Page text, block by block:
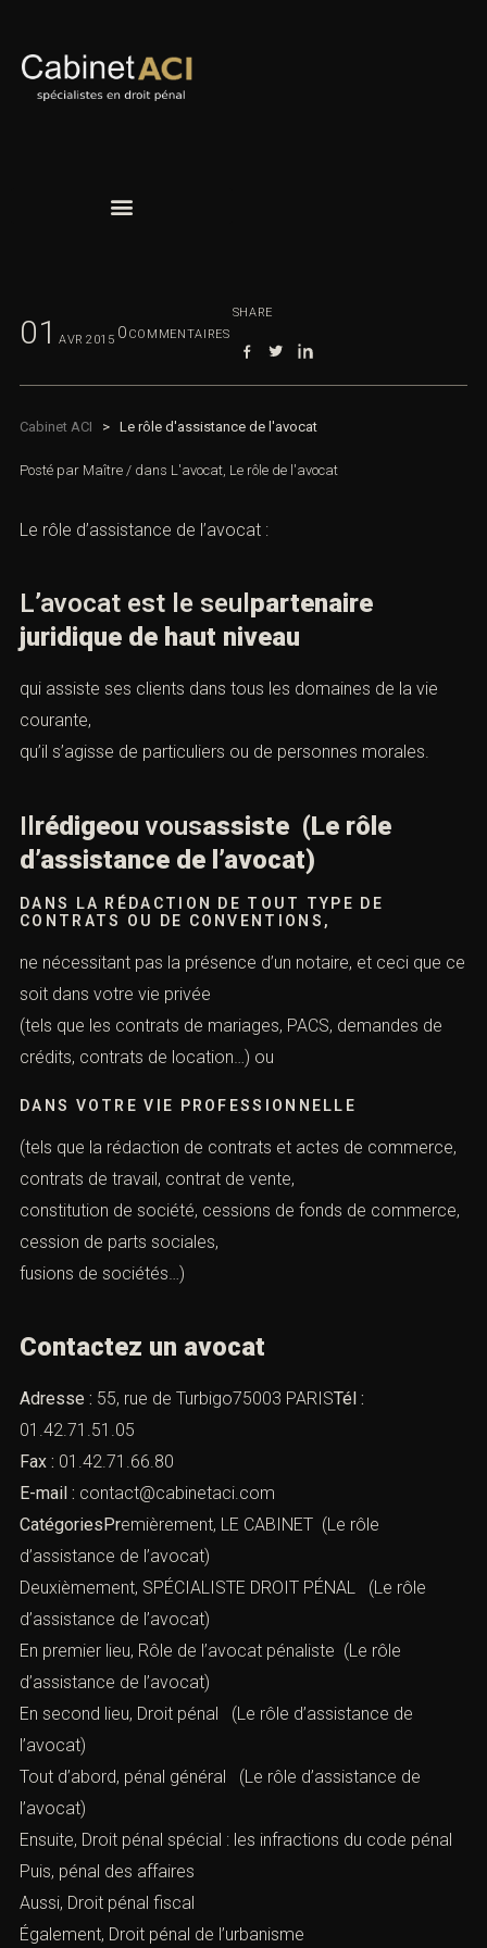
01 AVR 2015 0 COMMENTAIRES
SHARE
Cabinet ACI > Le rôle d'assistance de l'avocat
Posté par Maître / dans L'avocat, Le rôle de l'avocat
Le rôle d’assistance de l’avocat :
L’avocat est le seul partenaire
juridique de haut niveau
qui assiste ses clients dans tous les domaines de la vie
courante,
qu’il s’agisse de particuliers ou de personnes morales.
Ilrédigeou vousassiste (Le rôle
d’assistance de l’avocat)
DANS LA RÉDACTION DE TOUT TYPE DE
CONTRATS OU DE CONVENTIONS,
ne nécessitant pas la présence d’un notaire, et ceci que ce
soit dans votre vie privée
(tels que les contrats de mariages, PACS, demandes de
crédits, contrats de location…) ou
DANS VOTRE VIE PROFESSIONNELLE
(tels que la rédaction de contrats et actes de commerce,
contrats de travail, contrat de vente,
constitution de société, cessions de fonds de commerce,
cession de parts sociales,
fusions de sociétés…)
Contactez un avocat
Adresse : 55, rue de Turbigo75003 PARISTél :
01.42.71.51.05
Fax : 01.42.71.66.80
E-mail : contact@cabinetaci.com
CatégoriesPremièrement, LE CABINET (Le rôle
d’assistance de l’avocat)
Deuxièmement, SPÉCIALISTE DROIT PÉNAL (Le rôle
d’assistance de l’avocat)
En premier lieu, Rôle de l’avocat pénaliste (Le rôle
d’assistance de l’avocat)
En second lieu, Droit pénal
(Le rôle d’assistance de
l’avocat)
Tout d’abord, pénal général
(Le rôle d’assistance de
l’avocat)
Ensuite, Droit pénal spécial : les infractions du code pénal
Puis, pénal des affaires
Aussi, Droit pénal fiscal
Également, Droit pénal de l’urbanisme